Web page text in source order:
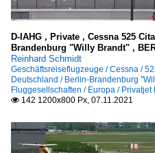
Passagierflugzeuge
Boeing
737-700
Embraer
D-IAHG , Private , Cessna 525
Brandenburg "Willy Brandt" ,
Reinhard Schmidt
Geschäftsreiseflugzeuge / Cessna /
Deutschland / Berlin-Brandenburg
Fluggesellschaften / Europa / Privatjet
 142 1200x800 Px, 07.11.2021